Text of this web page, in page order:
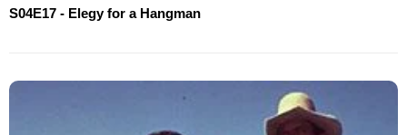
S04E17 - Elegy for a Hangman